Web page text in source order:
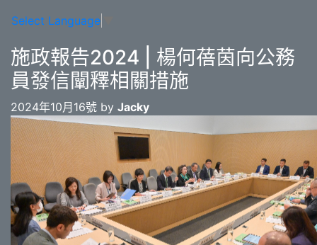
Select Language
施政報告2024 | 楊何蓓茵向公務
員發信闡釋相關措施
2024年10月16號 by Jacky